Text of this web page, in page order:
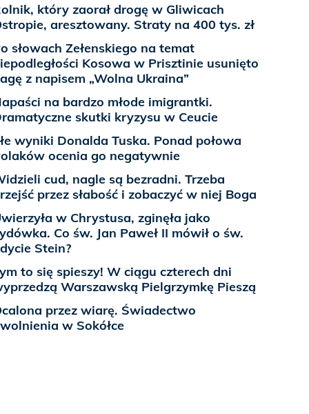
który zaorał drogę w Gliwicach
aresztowany. Straty na 400 tys. zł
słowach Zełenskiego na temat
Kosowa w Prisztinie usunięto
z napisem „Wolna Ukraina”
na bardzo młode imigrantki.
skutki kryzysu w Ceucie
wyniki Donalda Tuska. Ponad połowa
ocenia go negatywnie
cud, nagle są bezradni. Trzeba
przez słabość i zobaczyć w niej Boga
w Chrystusa, zginęła jako
Co św. Jan Paweł II mówił o św.
Stein?
to się spieszy! W ciągu czterech dni
Warszawską Pielgrzymkę Pieszą
przez wiarę. Świadectwo
w Sokółce